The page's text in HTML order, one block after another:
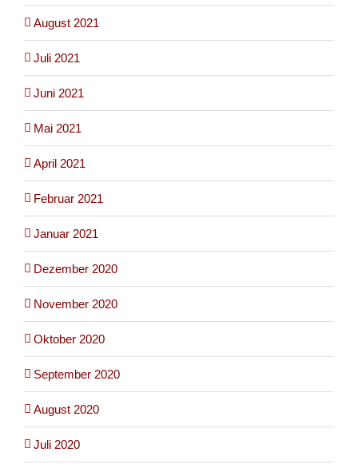
August 2021
Juli 2021
Juni 2021
Mai 2021
April 2021
Februar 2021
Januar 2021
Dezember 2020
November 2020
Oktober 2020
September 2020
August 2020
Juli 2020